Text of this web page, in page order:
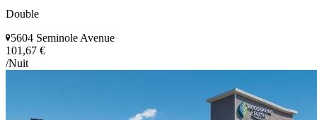
Double
5604 Seminole Avenue
101,67 €
/Nuit